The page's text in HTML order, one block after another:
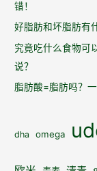
错！
好脂肪和坏脂肪有
究竟吃什么食物可
说？
脂肪酸=脂肪吗？
dha omega